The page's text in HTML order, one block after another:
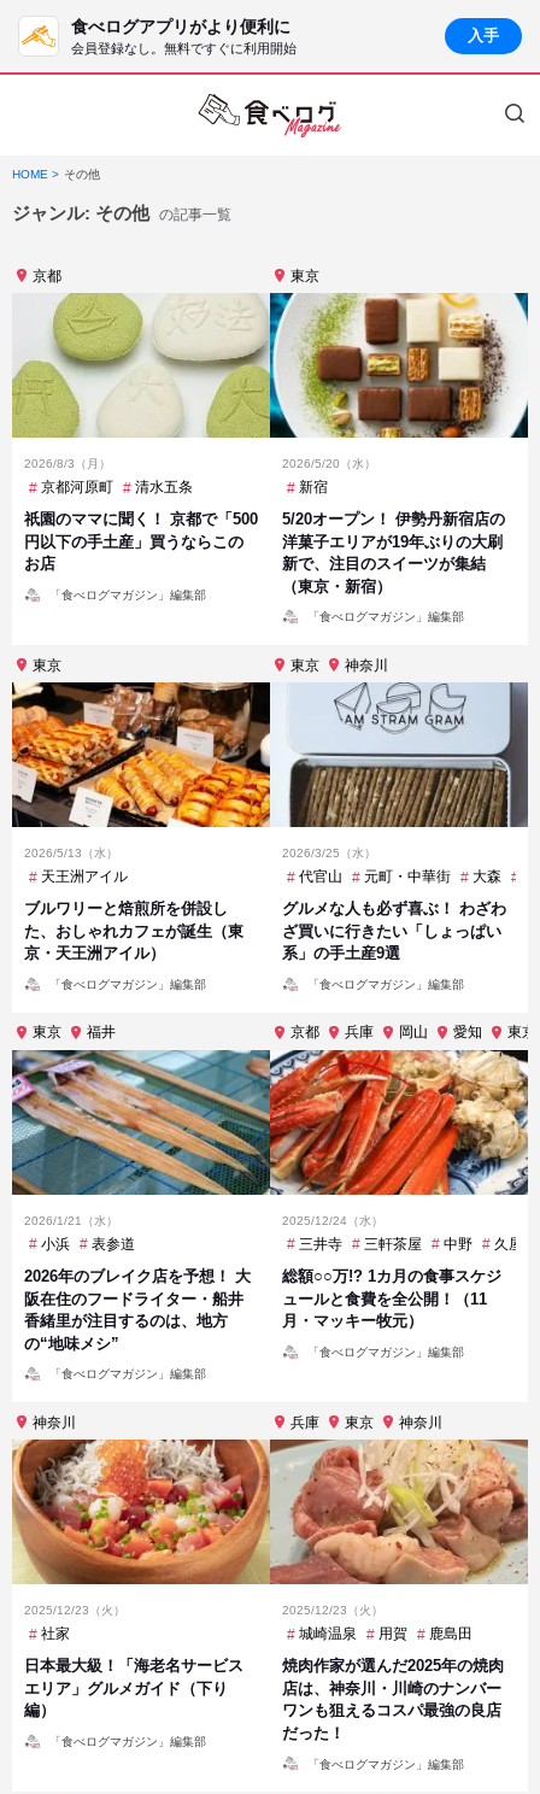
食べログアプリがより便利に
会員登録なし。無料ですぐに利用開始
入手
HOME その他
ジャンル: その他 の記事一覧
京都
2026/8/3（月）
京都河原町 清水五条
祇園のママに聞く！ 京都で「500
円以下の手土産」買うならこの
お店
「食べログマガジン」編集部
東京
2026/5/20（水）
新宿
5/20オープン！ 伊勢丹新宿店の
洋菓子エリアが19年ぶりの大刷
新で、注目のスイーツが集結
（東京・新宿）
「食べログマガジン」編集部
東京
2026/5/13（水）
天王洲アイル
ブルワリーと焙煎所を併設し
た、おしゃれカフェが誕生（東
京・天王洲アイル）
「食べログマガジン」編集部
東京 神奈川
2026/3/25（水）
代官山 元町・中華街 大森
グルメな人も必ず喜ぶ！ わざわ
ざ買いに行きたい「しょっぱい
系」の手土産9選
「食べログマガジン」編集部
東京 福井
2026/1/21（水）
小浜 表参道
2026年のブレイク店を予想！ 大
阪在住のフードライター・船井
香緒里が注目するのは、地方
の“地味メシ”
「食べログマガジン」編集部
京都 兵庫 岡山 愛知 東京
2025/12/24（水）
三井寺 三軒茶屋 中野 久屋
総額○○万!? 1カ月の食事スケジ
ュールと食費を全公開！（11
月・マッキー牧元）
「食べログマガジン」編集部
神奈川
2025/12/23（火）
社家
日本最大級！「海老名サービス
エリア」グルメガイド（下り
編）
「食べログマガジン」編集部
兵庫 東京 神奈川
2025/12/23（火）
城崎温泉 用賀 鹿島田
焼肉作家が選んだ2025年の焼肉
店は、神奈川・川崎のナンバー
ワンも狙えるコスパ最強の良店
だった！
「食べログマガジン」編集部